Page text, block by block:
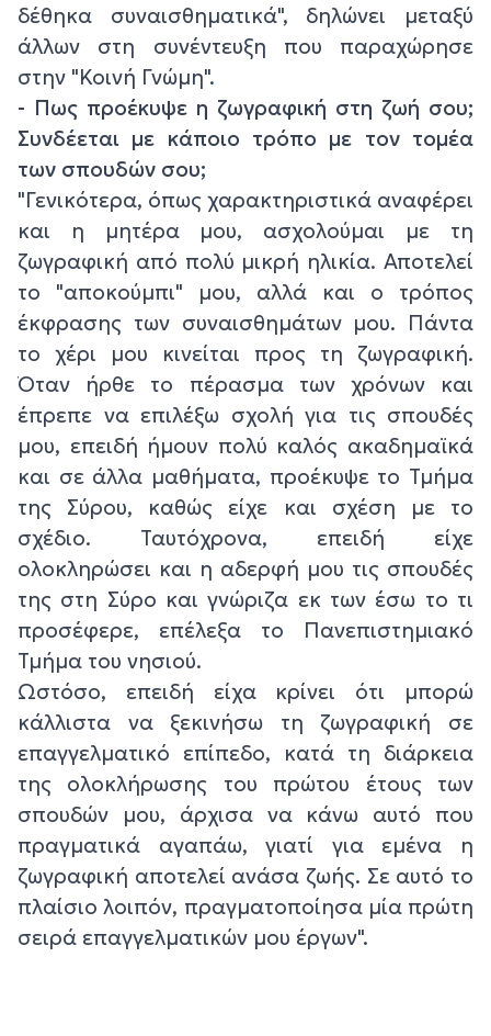
δέθηκα συναισθηματικά", δηλώνει μεταξύ
άλλων στη συνέντευξη που παραχώρησε
στην "Κοινή Γνώμη".
- Πως προέκυψε η ζωγραφική στη ζωή σου;
Συνδέεται με κάποιο τρόπο με τον τομέα
των σπουδών σου;
"Γενικότερα, όπως χαρακτηριστικά αναφέρει
και η μητέρα μου, ασχολούμαι με τη
ζωγραφική από πολύ μικρή ηλικία. Αποτελεί
το "αποκούμπι" μου, αλλά και ο τρόπος
έκφρασης των συναισθημάτων μου. Πάντα
το χέρι μου κινείται προς τη ζωγραφική.
Όταν ήρθε το πέρασμα των χρόνων και
έπρεπε να επιλέξω σχολή για τις σπουδές
μου, επειδή ήμουν πολύ καλός ακαδημαϊκά
και σε άλλα μαθήματα, προέκυψε το Τμήμα
της Σύρου, καθώς είχε και σχέση με το
σχέδιο. Ταυτόχρονα, επειδή είχε
ολοκληρώσει και η αδερφή μου τις σπουδές
της στη Σύρο και γνώριζα εκ των έσω το τι
προσέφερε, επέλεξα το Πανεπιστημιακό
Τμήμα του νησιού.
Ωστόσο, επειδή είχα κρίνει ότι μπορώ
κάλλιστα να ξεκινήσω τη ζωγραφική σε
επαγγελματικό επίπεδο, κατά τη διάρκεια
της ολοκλήρωσης του πρώτου έτους των
σπουδών μου, άρχισα να κάνω αυτό που
πραγματικά αγαπάω, γιατί για εμένα η
ζωγραφική αποτελεί ανάσα ζωής. Σε αυτό το
πλαίσιο λοιπόν, πραγματοποίησα μία πρώτη
σειρά επαγγελματικών μου έργων".